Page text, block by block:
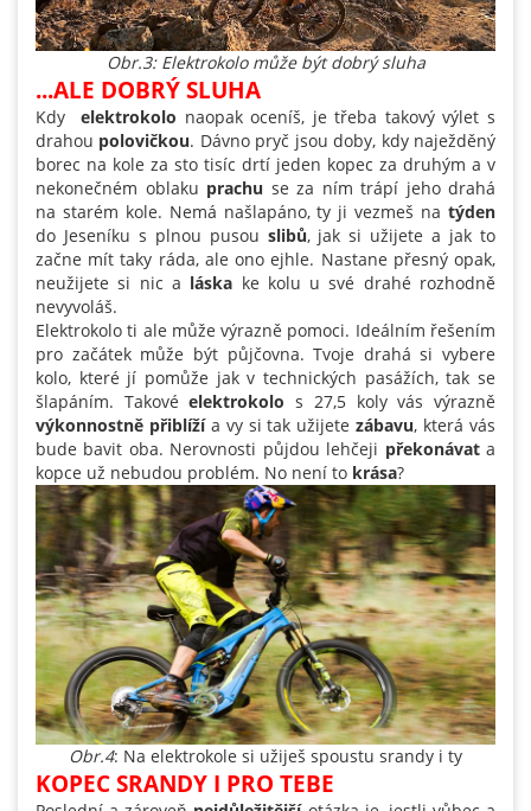
Obr.3: Elektrokolo může být dobrý sluha
...ALE DOBRÝ SLUHA
Kdyelektrokolo naopak oceníš, je třeba takový výlet s
drahou polovičkou. Dávno pryč jsou doby, kdy naježděný
borec na kole za sto tisíc drtí jeden kopec za druhým a v
nekonečném oblaku prachu se za ním trápí jeho drahá
na starém kole. Nemá našlapáno, ty ji vezmeš na týden
do Jeseníku s plnou pusou slibů, jak si užijete a jak to
začne mít taky ráda, ale ono ejhle. Nastane přesný opak,
neužijete si nic a láska ke kolu u své drahé rozhodně
nevyvoláš.
Elektrokolo ti ale může výrazně pomoci. Ideálním řešením
pro začátek může být půjčovna. Tvoje drahá si vybere
kolo, které jí pomůže jak v technických pasážích, tak se
šlapáním. Takovéelektrokolo s 27,5 koly vás výrazně
výkonnostně přiblížía vy si tak užijetezábavu, která vás
bude bavit oba. Nerovnosti půjdou lehčeji překonávata
kopce už nebudou problém. No není to krása?
Obr.4: Na elektrokole si užiješ spoustu srandy i ty
KOPEC SRANDY I PRO TEBE